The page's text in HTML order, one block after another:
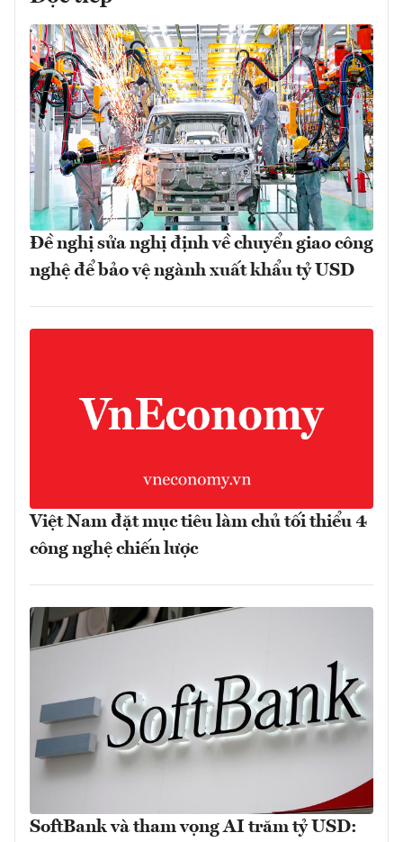
Đề nghị sửa nghị định về chuyển giao công
nghệ để bảo vệ ngành xuất khẩu tỷ USD
Việt Nam đặt mục tiêu làm chủ tối thiểu 4
công nghệ chiến lược
SoftBank và tham vọng AI trăm tỷ USD: